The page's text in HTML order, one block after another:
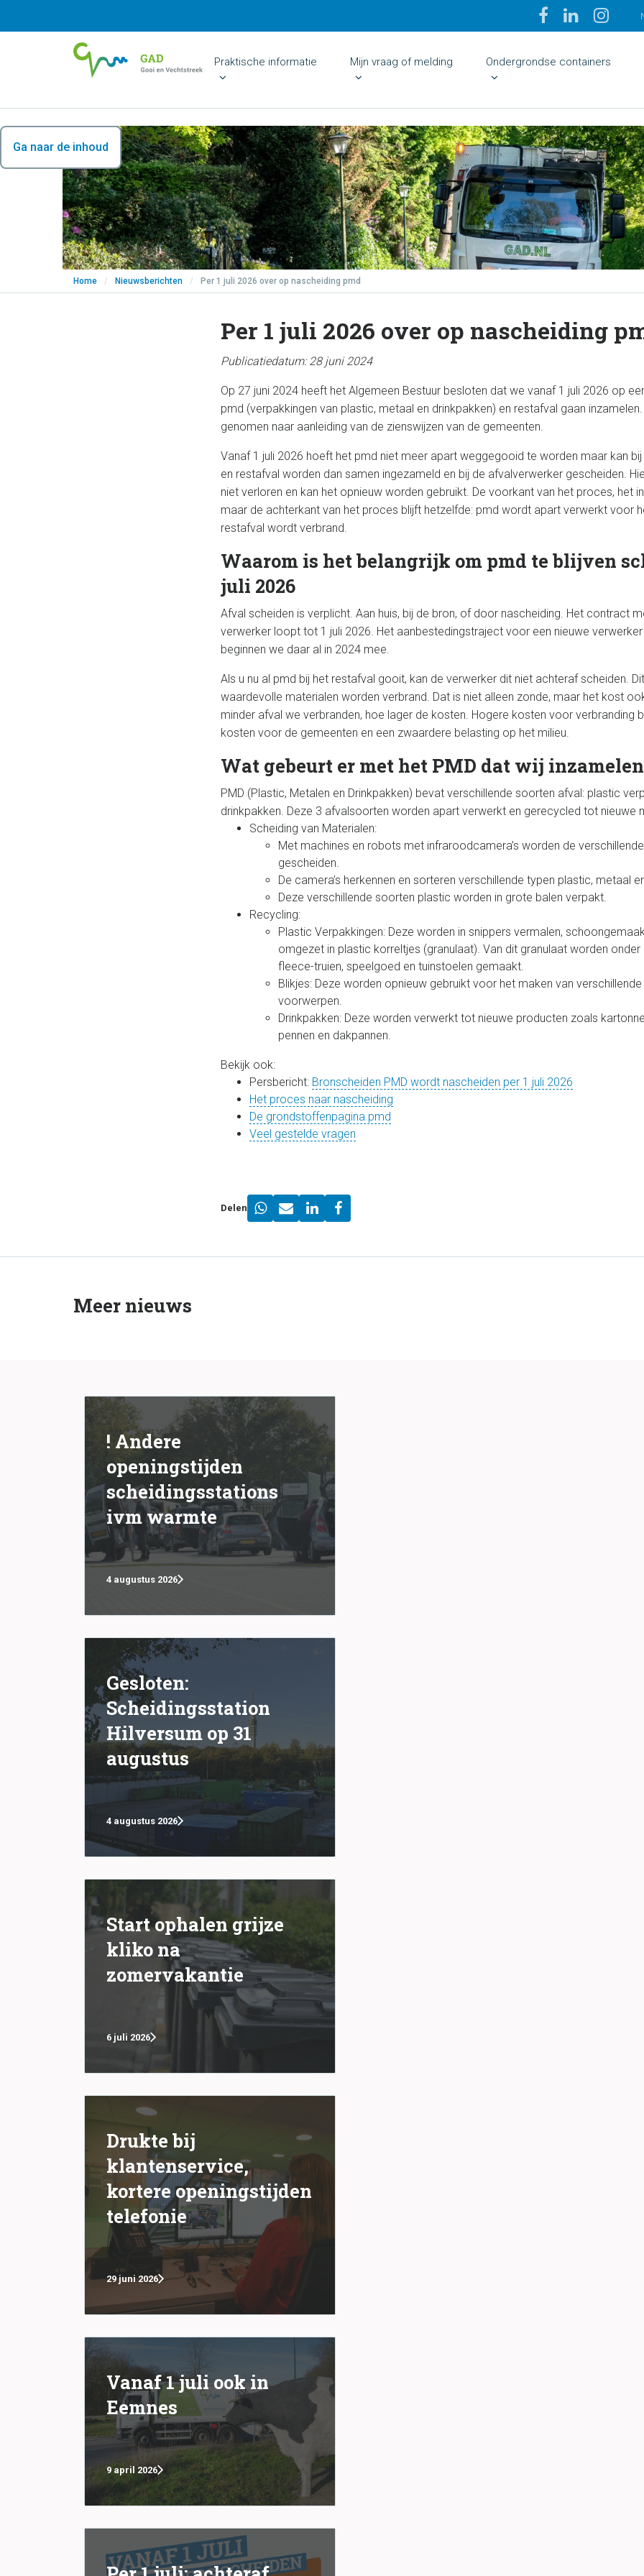
Ga naar de inhoud
Praktische informatie Mijn vraag of melding Ondergrondse containers
Home / Nieuwsberichten / Per 1 juli 2026 over op nascheiding pmd
Per 1 juli 2026 over op nascheiding
Publicatiedatum: 28 juni 2024
Op 27 juni 2024 heeft het Algemeen Bestuur besloten dat we vanaf 1 juli 2026 op
pmd (verpakkingen van plastic, metaal en drinkpakken) en restafval gaan inzamelen.
genomen naar aanleiding van de zienswijzen van de gemeenten.
Vanaf 1 juli 2026 hoeft het pmd niet meer apart weggegooid te worden maar kan bij
en restafval worden dan samen ingezameld en bij de afvalverwerker gescheiden.
niet verloren en kan het opnieuw worden gebruikt. De voorkant van het proces, het
maar de achterkant van het proces blijft hetzelfde: pmd wordt apart verwerkt voor
restafval wordt verbrand.
Waarom is het belangrijk om pmd te blijven
juli 2026
Afval scheiden is verplicht. Aan huis, bij de bron, of door nascheiding. Het contract
verwerker loopt tot 1 juli 2026. Het aanbestedingstraject voor een nieuwe
beginnen we daar al in 2024 mee.
Als u nu al pmd bij het restafval gooit, kan de verwerker dit niet achteraf scheiden.
waardevolle materialen worden verbrand. Dat is niet alleen zonde, maar het kost
minder afval we verbranden, hoe lager de kosten. Hogere kosten voor verbranding
kosten voor de gemeenten en een zwaardere belasting op het milieu.
Wat gebeurt er met het PMD dat wij inzamelen
PMD (Plastic, Metalen en Drinkpakken) bevat verschillende soorten afval: plastic
drinkpakken. Deze 3 afvalsoorten worden apart verwerkt en gerecycled tot nieuwe
Scheiding van Materialen:
Met machines en robots met infraroodcamera’s worden de
gescheiden.
De camera’s herkennen en sorteren verschillende typen plastic, metaal
Deze verschillende soorten plastic worden in grote balen verpakt.
Recycling:
Plastic Verpakkingen: Deze worden in snippers vermalen,
omgezet in plastic korreltjes (granulaat). Van dit granulaat worden onder
fleece-truien, speelgoed en tuinstoelen gemaakt.
Blikjes: Deze worden opnieuw gebruikt voor het maken van
voorwerpen.
Drinkpakken: Deze worden verwerkt tot nieuwe producten zoals
pennen en dakpannen.
Bekijk ook:
Persbericht: Bronscheiden PMD wordt nascheiden per 1 juli 2026
Het proces naar nascheiding
De grondstoffenpagina pmd
Veel gestelde vragen
Delen
Meer nieuws
! Andere
openingstijden
scheidingsstations
ivm warmte
4 augustus 2026
Gesloten:
Scheidingsstation
Hilversum op 31
augustus
4 augustus 2026
Start ophalen grijze
kliko na
zomervakantie
6 juli 2026
Drukte bij
klantenservice,
kortere openingstijden
telefonie
29 juni 2026
Vanaf 1 juli ook in
Eemnes
9 april 2026